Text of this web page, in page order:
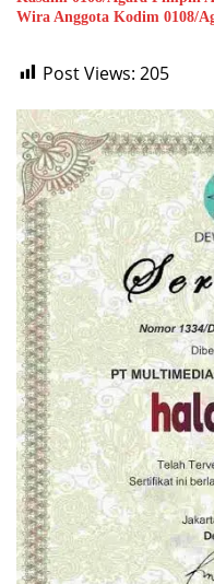
Wira Anggota Kodim 0108/
Post Views: 205